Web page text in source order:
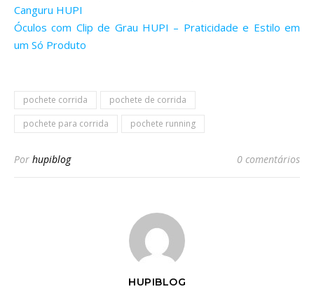
Canguru HUPI
Óculos com Clip de Grau HUPI – Praticidade e Estilo em
um Só Produto
pochete corrida
pochete de corrida
pochete para corrida
pochete running
Por hupiblog 0 comentários
HUPIBLOG